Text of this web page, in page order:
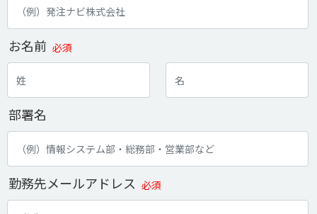
お名前 必須
部署名
勤務先メールアドレス 必須